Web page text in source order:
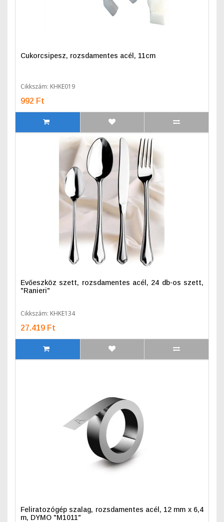
Cukorcsipesz, rozsdamentes acél, 11cm
Cikkszám: KHKE019
992 Ft
Evőeszköz szett, rozsdamentes acél, 24 db-os szett,
"Ranieri"
Cikkszám: KHKE134
27.419 Ft
Feliratozógép szalag, rozsdamentes acél, 12 mm x 6,4
m, DYMO "M1011"